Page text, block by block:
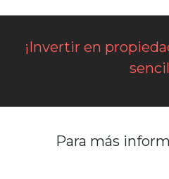
¡Invertir en
Para más